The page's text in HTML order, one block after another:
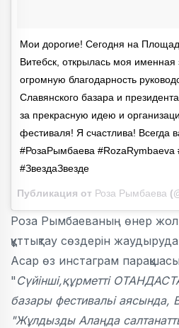
Мои дорогие! Сегодня на
Витебск, открылась моя
огромную благодарность
Славянского базара и
за прекрасную идею и
фестиваля! Я счастлива! Всегда
#РозаРымбаева #RozaRymbaeva
#ЗвездаЗвезде
Публикация от Роза Рымбаева
Роза Рымбаеваның өнер
құттықтау сөздерін
Асар өз инстаграм
" Сүйінші,құрметті
базары фестивальі аясында,
"Жұлдызды Алаңда